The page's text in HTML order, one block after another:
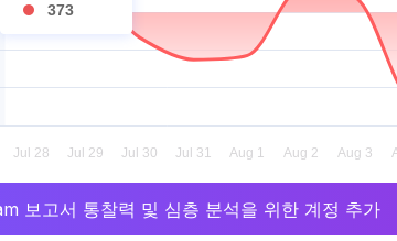
373
보고서 통찰력 및 심층 분석을 위한 계정 추가